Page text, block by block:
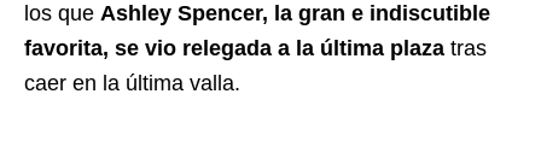
los que Ashley Spencer, la gran e indiscutible
favorita, se vio relegada a la última plaza tras
caer en la última valla.